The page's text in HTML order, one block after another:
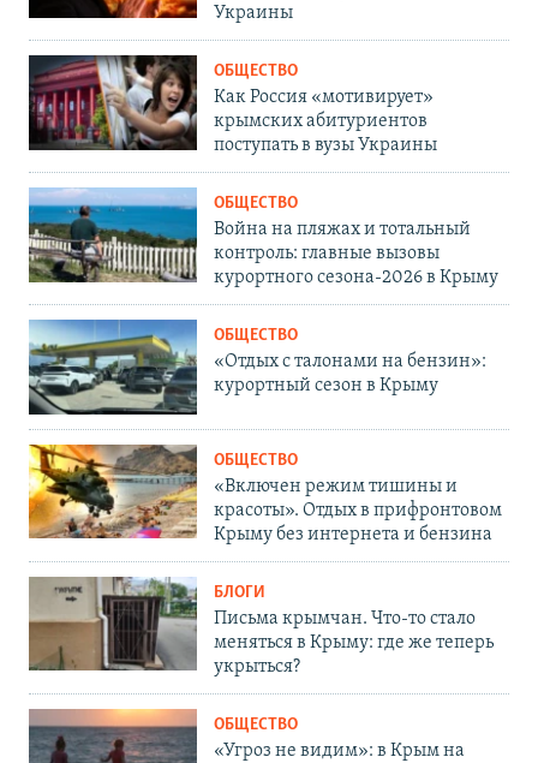
Украины
ОБЩЕСТВО
Как Россия «мотивирует»
крымских абитуриентов
поступать в вузы Украины
ОБЩЕСТВО
Война на пляжах и тотальный
контроль: главные вызовы
курортного сезона-2026 в Крыму
ОБЩЕСТВО
«Отдых с талонами на бензин»:
курортный сезон в Крыму
ОБЩЕСТВО
«Включен режим тишины и
красоты». Отдых в прифронтовом
Крыму без интернета и бензина
БЛОГИ
Письма крымчан. Что-то стало
меняться в Крыму: где же теперь
укрыться?
ОБЩЕСТВО
«Угроз не видим»: в Крым на